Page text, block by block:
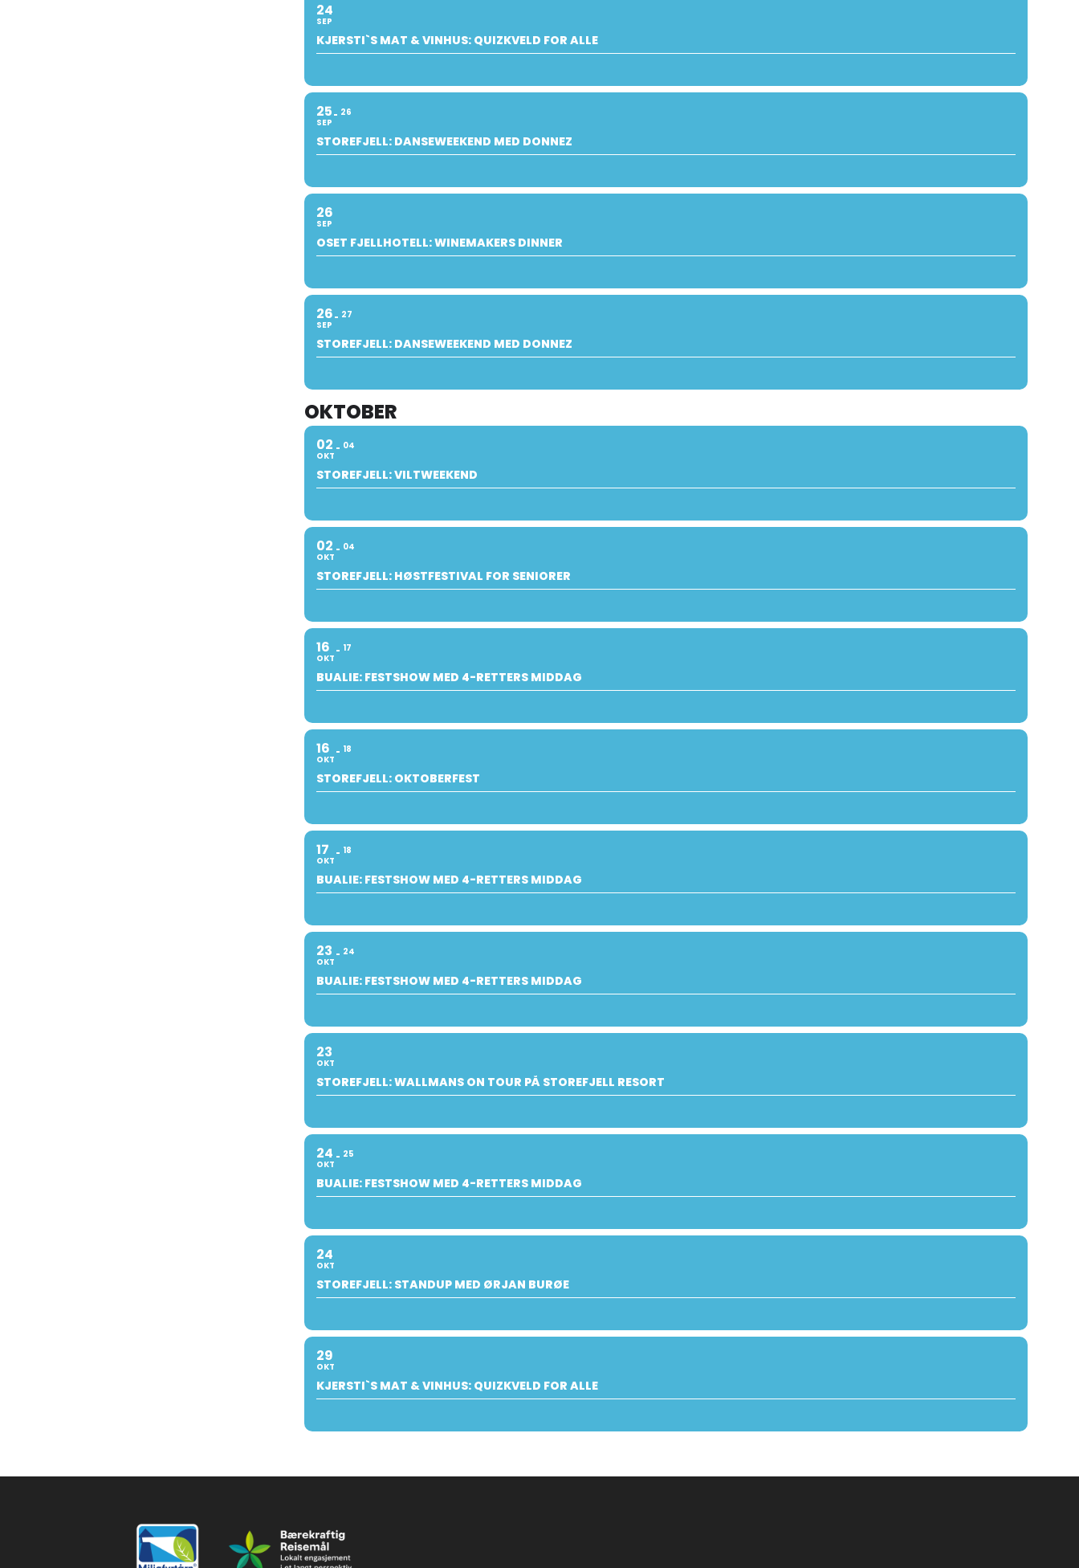
24
SEP
KJERSTI`S MAT & VINHUS: QUIZKVELD FOR ALLE
25
SEP
26
STOREFJELL: DANSEWEEKEND MED DONNEZ
26
SEP
OSET FJELLHOTELL: WINEMAKERS DINNER
26
SEP
27
STOREFJELL: DANSEWEEKEND MED DONNEZ
OKTOBER
02
OKT
04
STOREFJELL: VILTWEEKEND
02
OKT
04
STOREFJELL: HØSTFESTIVAL FOR SENIORER
16
OKT
17
BUALIE: FESTSHOW MED 4-RETTERS MIDDAG
16
OKT
18
STOREFJELL: OKTOBERFEST
17
OKT
18
BUALIE: FESTSHOW MED 4-RETTERS MIDDAG
23
OKT
24
BUALIE: FESTSHOW MED 4-RETTERS MIDDAG
23
OKT
STOREFJELL: WALLMANS ON TOUR PÅ STOREFJELL RESORT
24
OKT
25
BUALIE: FESTSHOW MED 4-RETTERS MIDDAG
24
OKT
STOREFJELL: STANDUP MED ØRJAN BURØE
29
OKT
KJERSTI`S MAT & VINHUS: QUIZKVELD FOR ALLE